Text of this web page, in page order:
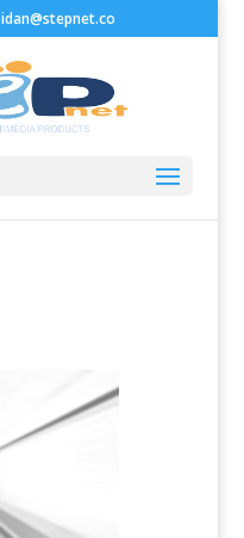
idan@stepnet.co